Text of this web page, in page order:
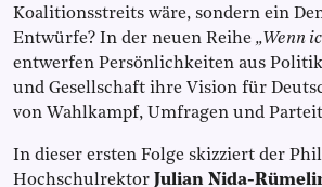
Koalitionsstreits wäre, sondern ein
Entwürfe? In der neuen Reihe „Wenn
entwerfen Persönlichkeiten aus
und Gesellschaft ihre Vision für
von Wahlkampf, Umfragen und
In dieser ersten Folge skizziert der
Hochschulrektor Julian Nida-